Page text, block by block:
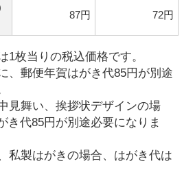
87円 72円
枚当りの税込価格です。
、郵便年賀はがき代85円が別途
見舞い、挨拶状デザインの場
き代85円が別途必要になりま
私製はがきの場合、はがき代は